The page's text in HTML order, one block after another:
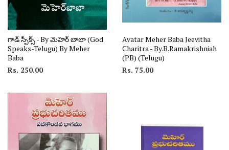
గాడ్ స్పీక్స్ - By మెహెర్ బాబా (God
Speaks-Telugu) By Meher
Baba
Rs. 250.00
Avatar Meher Baba Jeevitha
Charitra - By.B.Ramakrishniah
(PB) (Telugu)
Rs. 75.00